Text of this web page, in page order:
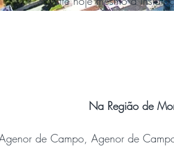
Na Região de
de Campo, Agenor de